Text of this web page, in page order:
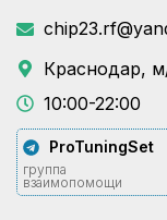
Краснодар,
10:00-22:00
ProTuningSet
группа
взаимопомощи